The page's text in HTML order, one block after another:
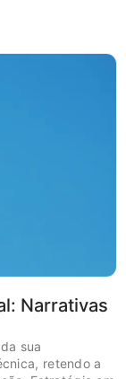
Narrativas
sua
retendo a